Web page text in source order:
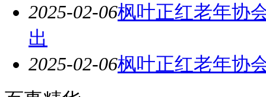
2025-02-06枫叶正红老年协
出
2025-02-06枫叶正红老年协